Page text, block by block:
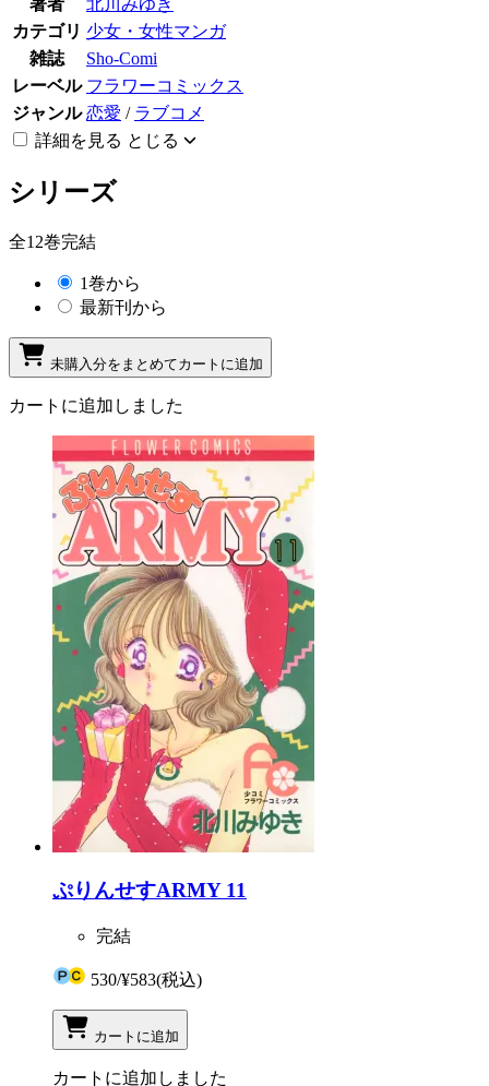
カテゴリ 少女・女性マンガ
雑誌
Sho-Comi
レーベル フラワーコミックス
ジャンル 恋愛 / ラブコメ
詳細を見る とじる
シリーズ
全12巻完結
1巻から
最新刊から
未購入分をまとめてカートに追加
カートに追加しました
ぷりんせすARMY 11
完結
530/¥583(税込)
カートに追加
カートに追加しました